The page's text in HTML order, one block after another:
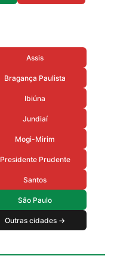
Assis
Bragança Paulista
Ibiúna
Jundiaí
Mogi-Mirim
Presidente Prudente
Santos
São Paulo
Outras cidades →